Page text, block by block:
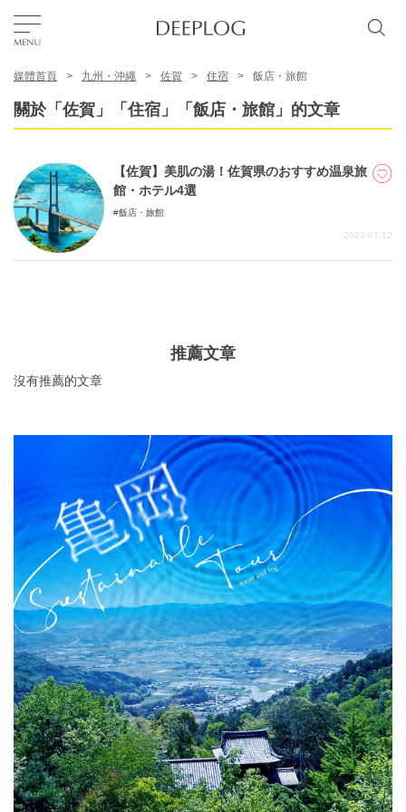
區域
特色主題
隐私政策
聯系我們
網站營運企業
招募旅遊作家
媒體首頁 九州・沖繩 佐賀 住宿 飯店・旅館
關於「佐賀」「住宿」「飯店・旅館」的文章
【佐賀】美肌の湯！佐賀県のおすすめ温泉旅
館・ホテル4選
飯店・旅館
2022-07-12
推薦文章
沒有推薦的文章